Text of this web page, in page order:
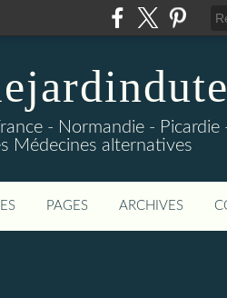
- Normandie - Picardie
Médecines alternatives
PAGES ARCHIVES